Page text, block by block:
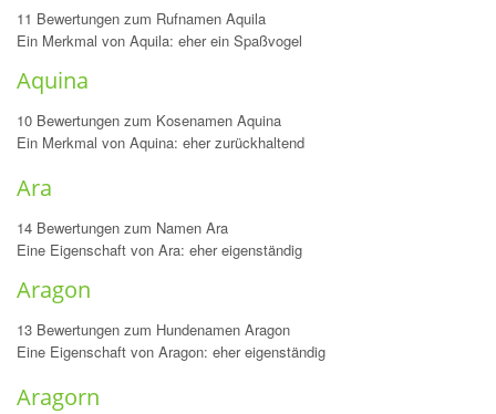
11 Bewertungen zum Rufnamen Aquila
Ein Merkmal von Aquila: eher ein Spaßvogel
Aquina
10 Bewertungen zum Kosenamen Aquina
Ein Merkmal von Aquina: eher zurückhaltend
Ara
14 Bewertungen zum Namen Ara
Eine Eigenschaft von Ara: eher eigenständig
Aragon
13 Bewertungen zum Hundenamen Aragon
Eine Eigenschaft von Aragon: eher eigenständig
Aragorn